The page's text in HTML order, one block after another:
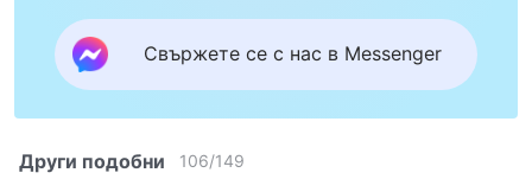
Свържете се с нас в Messenger
Други подобни 106/149